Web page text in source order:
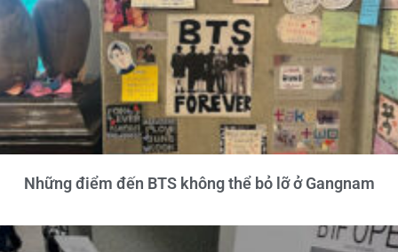
Những điểm đến BTS không thể bỏ lỡ ở Gangnam